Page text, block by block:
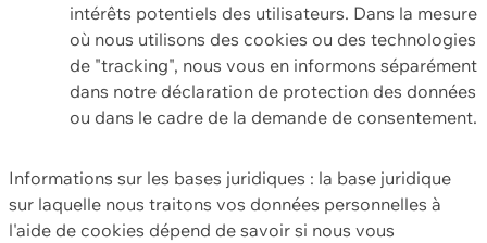
intérêts potentiels des utilisateurs. Dans la mesure
où nous utilisons des cookies ou des technologies
de "tracking", nous vous en informons séparément
dans notre déclaration de protection des données
ou dans le cadre de la demande de consentement.
Informations sur les bases juridiques : la base juridique
sur laquelle nous traitons vos données personnelles à
l'aide de cookies dépend de savoir si nous vous